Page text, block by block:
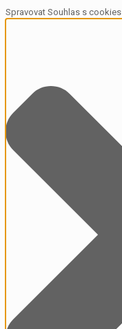
Spravovat Souhlas s cookies